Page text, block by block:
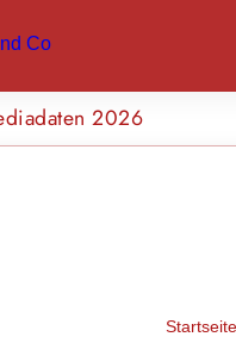
2026
Startseite